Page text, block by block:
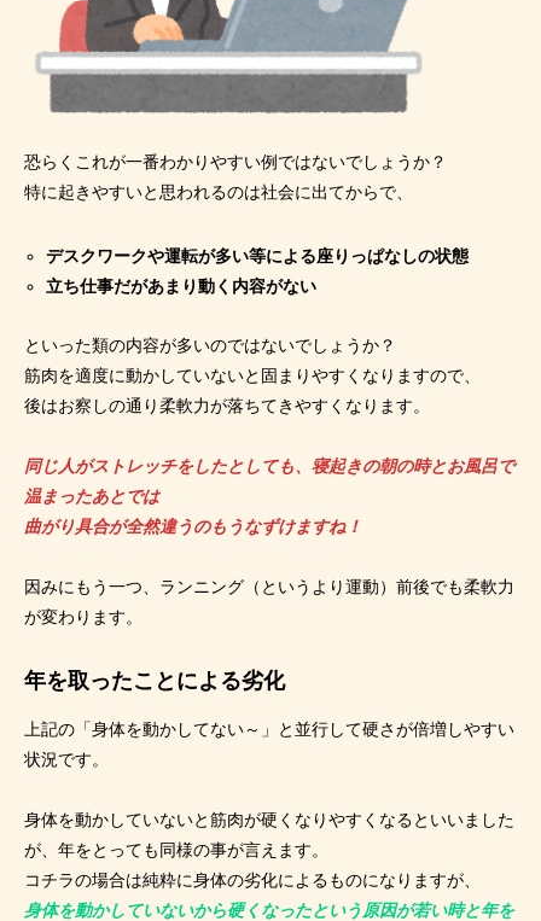
恐らくこれが一番わかりやすい例ではないでしょうか？
特に起きやすいと思われるのは社会に出てからで、
デスクワークや運転が多い等による座りっぱなしの状態
立ち仕事だがあまり動く内容がない
といった類の内容が多いのではないでしょうか？
筋肉を適度に動かしていないと固まりやすくなりますので、
後はお察しの通り柔軟力が落ちてきやすくなります。
同じ人がストレッチをしたとしても、寝起きの朝の時とお風呂で
温まったあとでは
曲がり具合が全然違うのもうなずけますね！
因みにもう一つ、ランニング（というより運動）前後でも柔軟力
が変わります。
年を取ったことによる劣化
上記の「身体を動かしてない～」と並行して硬さが倍増しやすい
状況です。
身体を動かしていないと筋肉が硬くなりやすくなるといいました
が、年をとっても同様の事が言えます。
コチラの場合は純粋に身体の劣化によるものになりますが、
身体を動かしていないから硬くなったという原因が若い時と年を